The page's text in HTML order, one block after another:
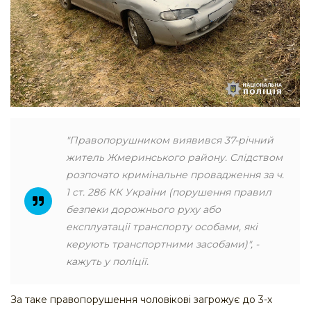
"Правопорушником виявився 37-річний
житель Жмеринського району. Слідством
розпочато кримінальне провадження за ч.
1 ст. 286 КК України (порушення правил
безпеки дорожнього руху або
експлуатації транспорту особами, які
керують транспортними засобами)", -
кажуть у поліції.
За таке правопорушення чоловікові загрожує до 3-х